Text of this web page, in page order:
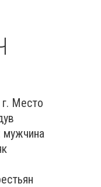
Место
мужчина